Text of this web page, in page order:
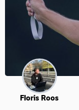
Floris Roos